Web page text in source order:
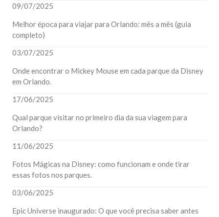
09/07/2025
Melhor época para viajar para Orlando: mês a mês (guia
completo)
03/07/2025
Onde encontrar o Mickey Mouse em cada parque da Disney
em Orlando.
17/06/2025
Qual parque visitar no primeiro dia da sua viagem para
Orlando?
11/06/2025
Fotos Mágicas na Disney: como funcionam e onde tirar
essas fotos nos parques.
03/06/2025
Epic Universe inaugurado: O que você precisa saber antes